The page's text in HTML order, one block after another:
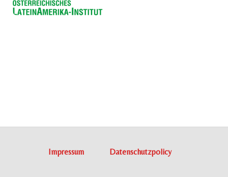
Impressum Datenschutzpolicy